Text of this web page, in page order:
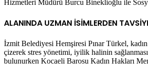
Hizmetleri Müdürü Burcu Bineklioğlu ile
ALANINDA UZMAN İSİMLERDEN
İzmit Belediyesi Hemşiresi Pınar Türkel,
çizerek stres yönetimi, iyilik halinin
bulunurken Kocaeli Barosu Kadın Hakları